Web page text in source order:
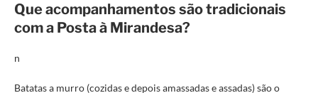
Que acompanhamentos são tradicionais
com a Posta à Mirandesa?
n
Batatas a murro (cozidas e depois amassadas e assadas) são o